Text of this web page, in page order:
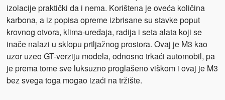
izolacije praktički da i nema. Korištena je oveća količina
karbona, a iz popisa opreme izbrisane su stavke poput
krovnog otvora, klima-uređaja, radija i seta alata koji se
inače nalazi u sklopu prtljažnog prostora. Ovaj je M3 kao
uzor uzeo GT-verziju modela, odnosno trkaći automobil, pa
je prema tome sve luksuzno proglašeno viškom i ovaj je M3
bez svega toga mogao izaći na tržište.